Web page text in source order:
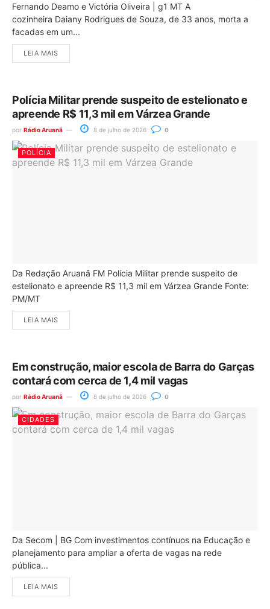
Fernando Deamo e Victória Oliveira | g1 MT A
cozinheira Daiany Rodrigues de Souza, de 33 anos, morta a
facadas em um...
LEIA MAIS
Polícia Militar prende suspeito de estelionato e
apreende R$ 11,3 mil em Várzea Grande
por Rádio Aruanã 8 de julho de 2026 0
POLÍCIA
Da Redação Aruanã FM Polícia Militar prende suspeito de
estelionato e apreende R$ 11,3 mil em Várzea Grande Fonte:
PM/MT
LEIA MAIS
Em construção, maior escola de Barra do Garças
contará com cerca de 1,4 mil vagas
por Rádio Aruanã 8 de julho de 2026 0
CIDADES
Da Secom | BG Com investimentos contínuos na Educação e
planejamento para ampliar a oferta de vagas na rede
pública...
LEIA MAIS